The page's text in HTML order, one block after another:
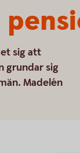
sig att
grundar sig
Madelén